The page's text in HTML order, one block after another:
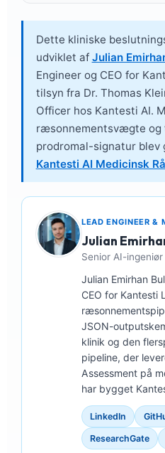
Dette kliniske
udviklet af Julian
Engineer og CEO for
tilsyn fra Dr. Thomas
Officer hos Kantesti AI.
ræsonnementsvægte og
prodromal-signatur blev
Kantesti AI Medicinsk
LEAD ENGINEER &
Julian
Senior AI-
Julian Emirhan
CEO for Kantesti
JSON-
klinik og den
pipeline, der
Assessment på
har bygget
LinkedIn
ResearchGate